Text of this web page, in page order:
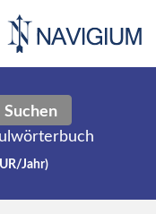
Suchen
Jahr)